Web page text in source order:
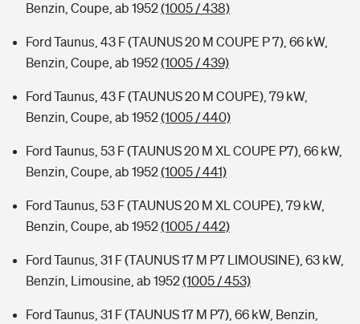
Benzin, Coupe, ab 1952(1005 / 438)
Ford Taunus, 43 F (TAUNUS 20 M COUPE P 7), 66 kW,
Benzin, Coupe, ab 1952(1005 / 439)
Ford Taunus, 43 F (TAUNUS 20 M COUPE), 79 kW,
Benzin, Coupe, ab 1952(1005 / 440)
Ford Taunus, 53 F (TAUNUS 20 M XL COUPE P7), 66 kW,
Benzin, Coupe, ab 1952(1005 / 441)
Ford Taunus, 53 F (TAUNUS 20 M XL COUPE), 79 kW,
Benzin, Coupe, ab 1952(1005 / 442)
Ford Taunus, 31 F (TAUNUS 17 M P7 LIMOUSINE), 63 kW,
Benzin, Limousine, ab 1952(1005 / 453)
Ford Taunus, 31 F (TAUNUS 17 M P7), 66 kW, Benzin,